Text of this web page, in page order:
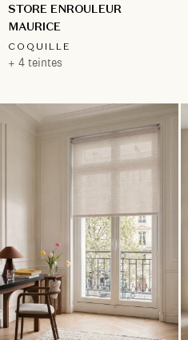
STORE ENROULEUR
MAURICE
COQUILLE
+ 4 teintes